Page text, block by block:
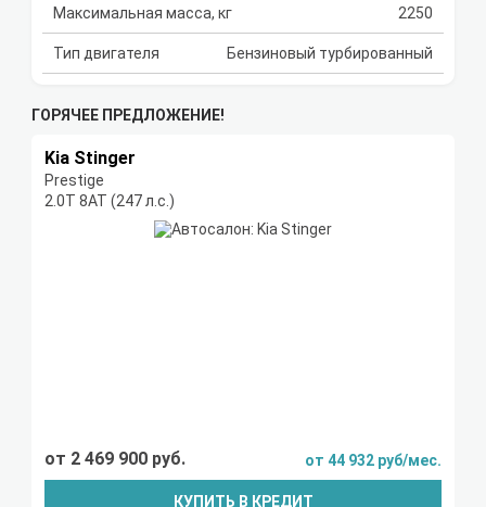
Максимальная масса, кг 2250
Тип двигателя Бензиновый турбированный
ГОРЯЧЕЕ ПРЕДЛОЖЕНИЕ!
Kia Stinger
Prestige
2.0T 8АТ (247 л.с.)
от 2 469 900 руб. от 44 932 руб/мес.
КУПИТЬ В КРЕДИТ